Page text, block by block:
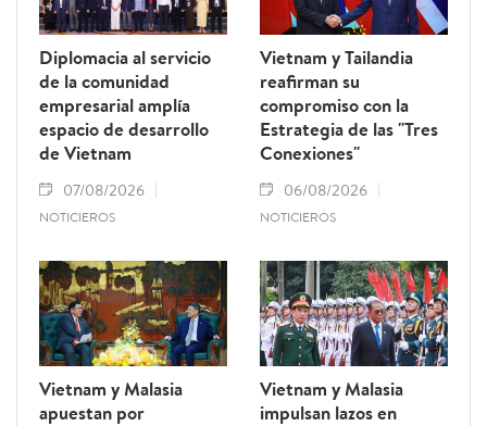
Diplomacia al servicio
de la comunidad
empresarial amplía
espacio de desarrollo
de Vietnam
07/08/2026
NOTICIEROS
Vietnam y Tailandia
reafirman su
compromiso con la
Estrategia de las "Tres
Conexiones"
06/08/2026
NOTICIEROS
Vietnam y Malasia
apuestan por
Vietnam y Malasia
impulsan lazos en